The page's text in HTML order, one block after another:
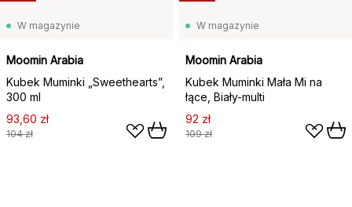
W magazynie
Moomin Arabia
Kubek Muminki „Sweethearts”,
300 ml
93,60 zł
104 zł
W magazynie
Moomin Arabia
Kubek Muminki Mała Mi na
łące, Biały-multi
92 zł
109 zł